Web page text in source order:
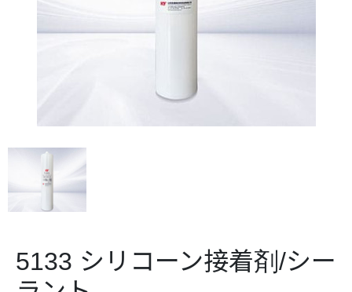
5133 シリコーン接着剤/シー